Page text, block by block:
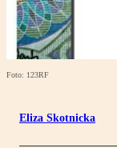
Foto: 123RF
Eliza Skotnicka